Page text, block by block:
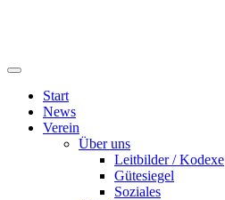
Start
News
Verein
Über uns
Leitbilder / Kodexe
Gütesiegel
Soziales